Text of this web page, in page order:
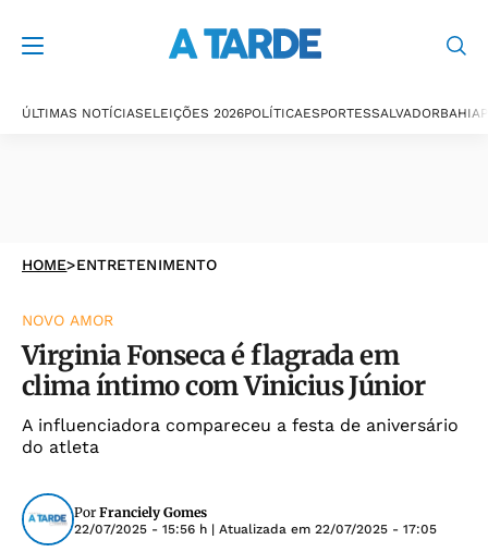
ÚLTIMAS NOTÍCIASELEIÇÕES 2026POLÍTICAESPORTESSALVADORBAHIA
HOME>ENTRETENIMENTO
NOVO AMOR
Virginia Fonseca é flagrada em
clima íntimo com Vinicius Júnior
A influenciadora compareceu a festa de aniversário
do atleta
Por Franciely Gomes
22/07/2025 - 15:56 h | Atualizada em 22/07/2025 - 17:05